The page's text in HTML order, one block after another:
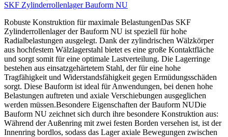
SKF Zylinderrollenlager Bauform NU
Robuste Konstruktion für maximale BelastungenDas SKF
Zylinderrollenlager der Bauform NU ist speziell für hohe
Radialbelastungen ausgelegt. Dank der zylindrischen Wälzkörper
aus hochfestem Wälzlagerstahl bietet es eine große Kontaktfläche
und sorgt somit für eine optimale Lastverteilung. Die Lagerringe
bestehen aus einsatzgehärtetem Stahl, der für eine hohe
Tragfähigkeit und Widerstandsfähigkeit gegen Ermüdungsschäden
sorgt. Diese Bauform ist ideal für Anwendungen, bei denen hohe
Belastungen auftreten und axiale Verschiebungen ausgeglichen
werden müssen.Besondere Eigenschaften der Bauform NUDie
Bauform NU zeichnet sich durch ihre besondere Konstruktion aus:
Während der Außenring mit zwei festen Borden versehen ist, ist der
Innenring bordlos, sodass das Lager axiale Bewegungen zwischen